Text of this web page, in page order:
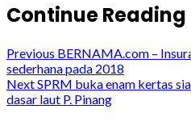
Continue Reading
Previous BERNAMA.com –
sederhana pada 2018
NextSPRM buka enam kertas
dasar laut P. Pinang